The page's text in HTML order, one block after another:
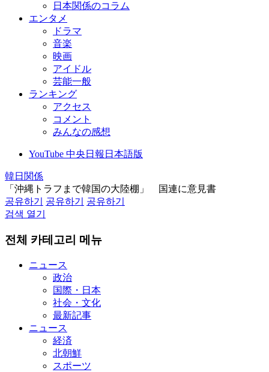
日本関係のコラム
エンタメ
ドラマ
音楽
映画
アイドル
芸能一般
ランキング
アクセス
コメント
みんなの感想
YouTube 中央日報日本語版
韓日関係
「沖縄トラフまで韓国の大陸棚」 国連に意見書
공유하기
공유하기
공유하기
검색 열기
전체 카테고리 메뉴
ニュース
政治
国際・日本
社会・文化
最新記事
ニュース
経済
北朝鮮
スポーツ